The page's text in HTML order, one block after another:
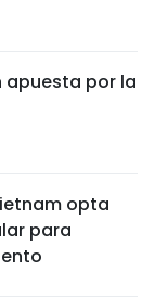
apuesta por la
opta
para